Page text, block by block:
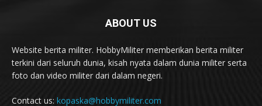
ABOUT US
Website berita militer. HobbyMiliter memberikan berita militer
terkini dari seluruh dunia, kisah nyata dalam dunia militer serta
foto dan video militer dari dalam negeri.
Contact us: kopaska@hobbymiliter.com